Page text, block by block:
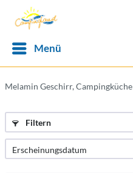
Menü
Melamin Geschirr, Campingküche
Filtern